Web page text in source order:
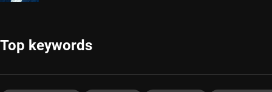
Top keywords